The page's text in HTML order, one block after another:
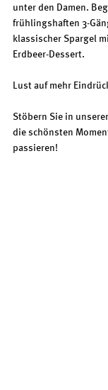
unter den Damen.
frühlingshaften 3-
klassischer Spargel
Erdbeer-Dessert.
Lust auf mehr
Stöbern Sie in
die schönsten
passieren!